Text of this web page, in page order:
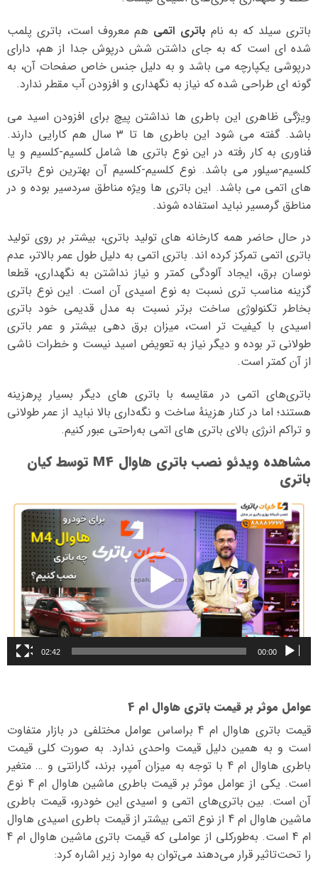
باتری سیلد که به نام باتری اتمی هم معروف است، باتری پلمب
شده ای است که به جای داشتن شش درپوش جدا از هم، دارای
درپوشی یکپارچه می باشد و به دلیل جنس خاص صفحات آن، به
گونه ای طراحی شده که نیاز به نگهداری و افزودن آب مقطر ندارد.
ویژگی ظاهری این باطری ها نداشتن پیچ برای افزودن اسید می
باشد. گفته می شود این باطری ها تا 3 سال هم کارایی دارند.
فناوری به کار رفته در این نوع باتری ها شامل کلسیم-کلسیم و یا
کلسیم-سیلور می باشد. نوع کلسیم-کلسیم آن بهترین نوع باتری
های اتمی می باشد. این باتری ها ویژه مناطق سردسیر بوده و در
مناطق گرمسیر نباید استفاده شوند.
در حال حاضر همه کارخانه های تولید باتری، بیشتر بر روی تولید
باتری اتمی تمرکز کرده اند. باتری اتمی به دلیل طول عمر بالاتر، عدم
نوسان برق، ایجاد آلودگی کمتر و نیاز نداشتن به نگهداری، قطعا
گزینه مناسب تری نسبت به نوع اسیدی آن است. این نوع باتری
بخاطر تکنولوژی ساخت برتر نسبت به مدل قدیمی خود باتری
اسیدی با کیفیت تر است، میزان برق دهی بیشتر و عمر باتری
طولانی تر بوده و دیگر نیاز به تعویض اسید نیست و خطرات ناشی
از آن کمتر است.
باتری‌های اتمی در مقایسه با باتری‌ های دیگر بسیار پرهزینه
هستند؛ اما در کنار هزینهٔ ساخت و نگه‌داری بالا نباید از عمر طولانی
و تراکم انرژی بالای باتری‌ های اتمی به‌راحتی عبور کنیم.
مشاهده ویدئو نصب باتری هاوال M4 توسط کیان
باتری
نمایشگر
ویدیو
00:00
02:42
عوامل موثر بر قیمت باتری هاوال ام 4
قیمت باتری هاوال ام 4 بر‌اساس عوامل مختلفی در بازار متفاوت
است و به همین دلیل قیمت واحدی ندارد. به صورت کلی قیمت
باطری هاوال ام 4 با توجه به میزان آمپر، برند، گارانتی و … متغیر
است. یکی از عوامل موثر بر قیمت باطری ماشین هاوال ام 4 نوع
آن است. بین باتری‌های اتمی و اسیدی این خودرو، قیمت باطری
ماشین هاوال ام 4 از نوع اتمی بیشتر از قیمت باطری اسیدی هاوال
ام 4 است. به‌طورکلی از عواملی که قیمت باتری ماشین هاوال ام 4
را تحت‌تاثیر قرار می‌دهند می‌توان به موارد زیر اشاره کرد: